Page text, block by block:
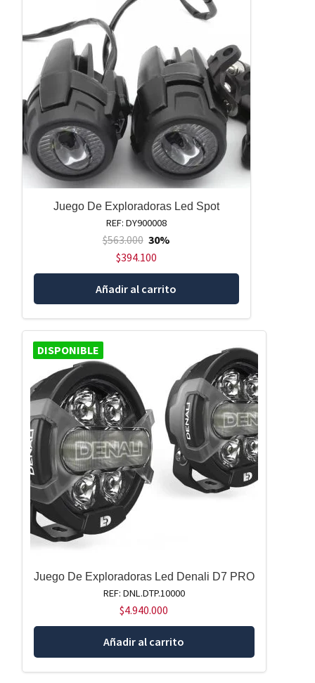
Juego De Exploradoras Led Spot
REF: DY900008
$563.000 30%
$394.100
Añadir al carrito
DISPONIBLE
Juego De Exploradoras Led Denali D7 PRO
REF: DNL.DTP.10000
$4.940.000
Añadir al carrito